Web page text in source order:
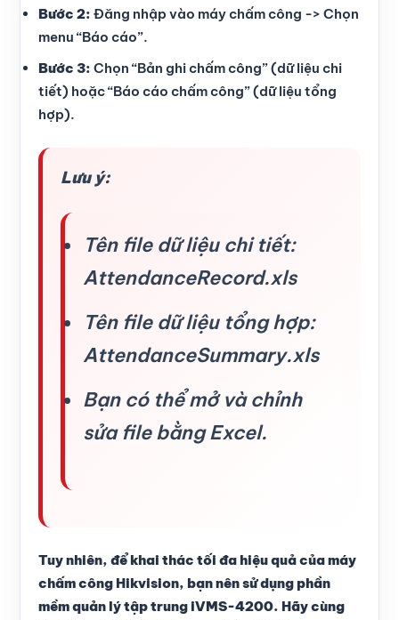
Bước 2: Đăng nhập vào máy chấm công -> Chọn
menu “Báo cáo”.
Bước 3: Chọn “Bản ghi chấm công” (dữ liệu chi
tiết) hoặc “Báo cáo chấm công” (dữ liệu tổng
hợp).
Lưu ý:
Tên file dữ liệu chi tiết:
AttendanceRecord.xls
Tên file dữ liệu tổng hợp:
AttendanceSummary.xls
Bạn có thể mở và chỉnh
sửa file bằng Excel.
Tuy nhiên, để khai thác tối đa hiệu quả của máy
chấm công Hikvision, bạn nên sử dụng phần
mềm quản lý tập trung iVMS-4200. Hãy cùng